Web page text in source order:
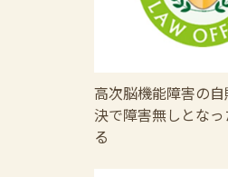
高次脳機能障害の
決で障害無しとな
る